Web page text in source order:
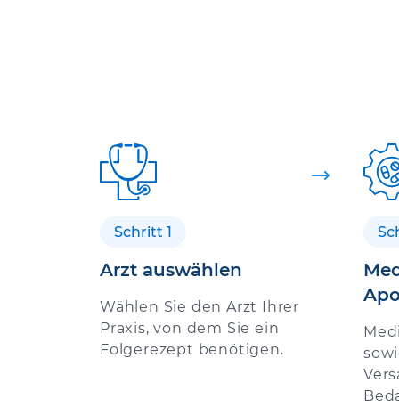
Schritt 1
Arzt auswählen
Wählen Sie den Arzt Ihrer
Praxis, von dem Sie ein
Folgerezept benötigen.